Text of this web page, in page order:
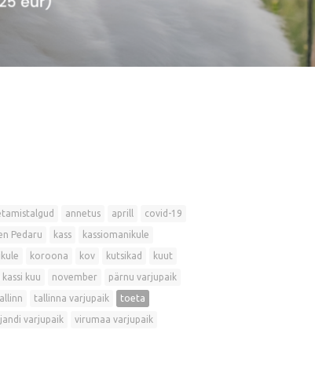
annetus aprill covid-19
Pedaru kass kassiomanikule
koroona kov kutsikad kuut
kuu november pärnu varjupaik
tallinna varjupaik toeta
varjupaik virumaa varjupaik